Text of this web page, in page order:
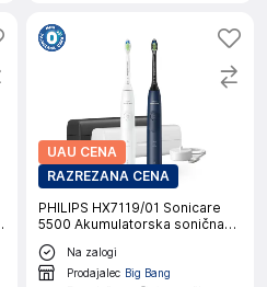
UAU CENA
RAZREZANA CENA
PHILIPS HX7119/01 Sonicare
5500 Akumulatorska sonična
zobna ščetka, 2 v kompletu
Na zalogi
Prodajalec Big Bang